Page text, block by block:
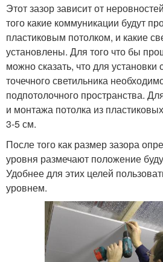
Этот зазор зависит от
того какие коммуникации будут
пластиковым потолком, и какие
установлены. Для того что бы
можно сказать, что для установки
точечного светильника
подпотолочного пространства.
и монтажа потолка из
3-5 см.
После того как размер зазора
уровня размечают положение
Удобнее для этих целей
уровнем.